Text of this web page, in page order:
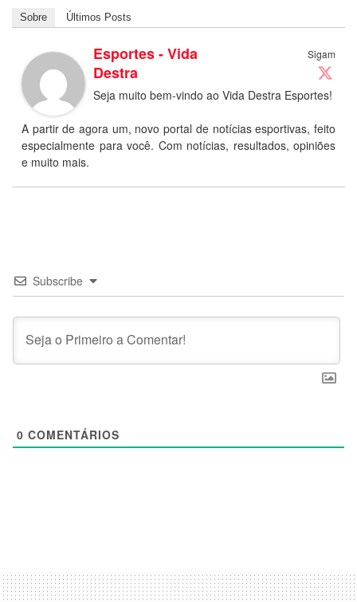
Sobre Últimos Posts
Sigam
Esportes - Vida
Destra
Seja muito bem-vindo ao Vida Destra Esportes!
A partir de agora um, novo portal de notícias esportivas, feito
especialmente para você. Com notícias, resultados, opiniões
e muito mais.
Subscribe
0 COMENTÁRIOS